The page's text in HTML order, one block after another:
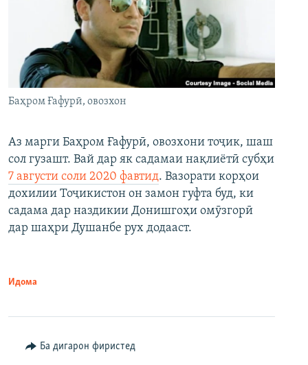
Баҳром Ғафурӣ, овозхон
Аз марги Баҳром Ғафурӣ, овозхони тоҷик, шаш
сол гузашт. Вай дар як садамаи нақлиётӣ субҳи
7 августи соли 2020 фавтид. Вазорати корҳои
дохилии Тоҷикистон он замон гуфта буд, ки
садама дар наздикии Донишгоҳи омӯзгорӣ
дар шаҳри Душанбе рух додааст.
Идома
Ба дигарон фиристед